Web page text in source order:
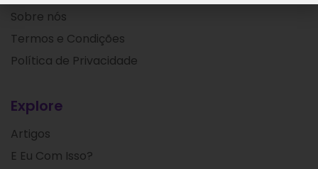
Sobre nós
Termos e Condições
Política de Privacidade
Explore
Artigos
E Eu Com Isso?